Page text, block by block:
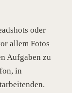
oder
allem Fotos
Aufgaben zu
in